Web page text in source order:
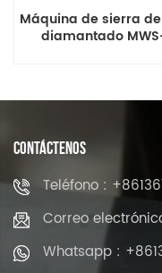
Máquina de sierra
diamantado
CONTÁCTENOS
Teléfono :
Correo
Whatsapp :